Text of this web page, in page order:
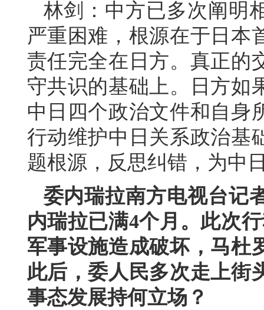
林剑：中方已多次阐明
严重困难，根源在于日本
责任完全在日方。真正的
守共识的基础上。日方如
中日四个政治文件和自身
行动维护中日关系政治基
题根源，反思纠错，为中
委内瑞拉南方电视台记
内瑞拉已满4个月。此次
军事设施造成破坏，马杜
此后，委人民多次走上街
事态发展持何立场？